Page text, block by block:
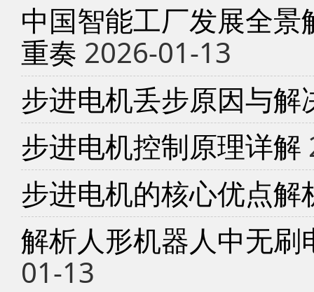
中国智能工厂发展全
重奏 2026-01-13
步进电机丢步原因与解
步进电机控制原理详解
步进电机的核心优点解
解析人形机器人中无
01-13